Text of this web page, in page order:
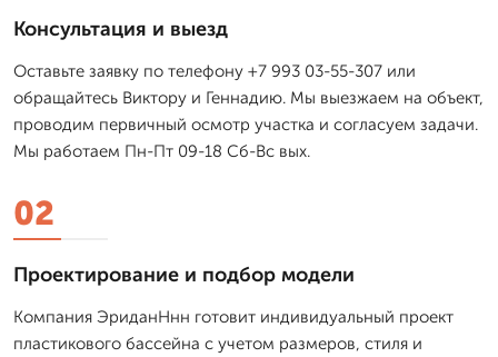
Консультация и выезд
Оставьте заявку по телефону +7 993 03-55-307 или
обращайтесь Виктору и Геннадию. Мы выезжаем на объект,
проводим первичный осмотр участка и согласуем задачи.
Мы работаем Пн-Пт 09-18 Сб-Вс вых.
02
Проектирование и подбор модели
Компания ЭриданНнн готовит индивидуальный проект
пластикового бассейна с учетом размеров, стиля и